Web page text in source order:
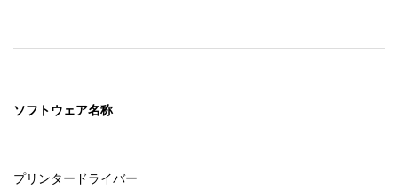
ソフトウェア名称
プリンタードライバー